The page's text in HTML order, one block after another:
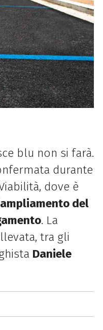
blu non si farà.
durante
dove è
del
. La
tra gli
Daniele